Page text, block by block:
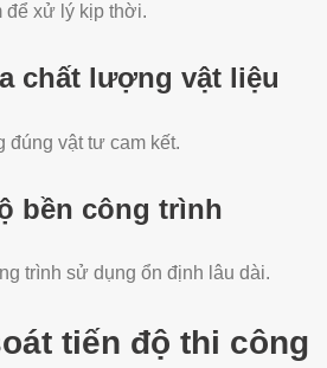
để xử lý kịp thời.
chất lượng vật liệu
đúng vật tư cam kết.
bền công trình
trình sử dụng ổn định lâu dài.
tiến độ thi công